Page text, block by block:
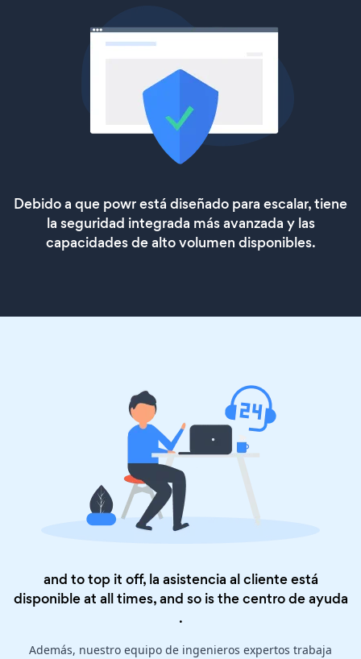
Debido a que powr está diseñado para escalar, tiene
la seguridad integrada más avanzada y las
capacidades de alto volumen disponibles.
and to top it off, la asistencia al cliente está
disponible at all times, and so is thecentro de ayuda
.
Además, nuestro equipo de ingenieros expertos trabaja